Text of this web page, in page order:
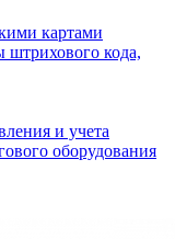
картами
кода,
и учета
оборудования